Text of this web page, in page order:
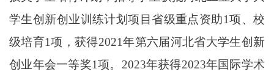
学生创新创业训练计划项目省级重点资助1项、校
级培育1项，获得2021年第六届河北省大学生创新
创业年会一等奖1项。 2023年获得2023年国际学术